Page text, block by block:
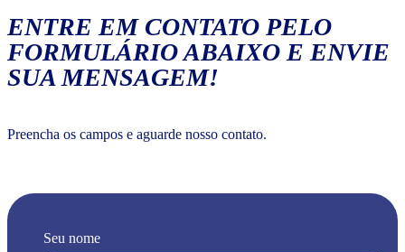
ENTRE EM CONTATO PELO
FORMULÁRIO ABAIXO E ENVIE
SUA MENSAGEM!
Preencha os campos e aguarde nosso contato.
Seu nome